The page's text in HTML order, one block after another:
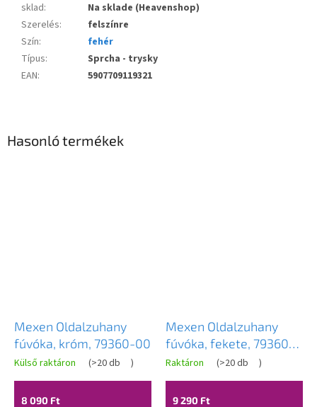
sklad:
Na sklade (Heavenshop)
Szerelés:
felszínre
Szín:
fehér
Típus:
Sprcha - trysky
EAN: 5907709119321
Hasonló termékek
Mexen Oldalzuhany
fúvóka, króm, 79360-00
Külső raktáron (>20 db )
8 090 Ft
Mexen Oldalzuhany
fúvóka, fekete, 79360-
70
Raktáron (>20 db )
9 290 Ft